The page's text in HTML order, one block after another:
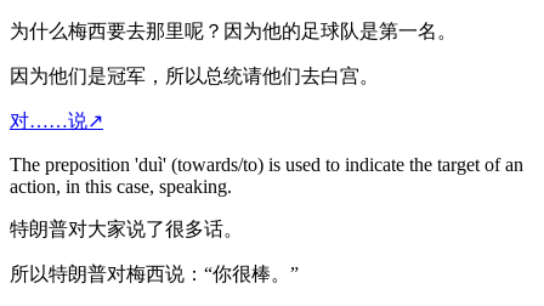
为什么梅西要去那里呢？因为他的足球队是第一名。
因为他们是冠军，所以总统请他们去白宫。
对……说↗
The preposition 'duì' (towards/to) is used to indicate the target of an
action, in this case, speaking.
特朗普对大家说了很多话。
所以特朗普对梅西说：“你很棒。”